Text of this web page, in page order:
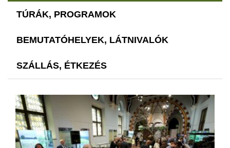
TÚRÁK, PROGRAMOK
BEMUTATÓHELYEK, LÁTNIVALÓK
SZÁLLÁS, ÉTKEZÉS